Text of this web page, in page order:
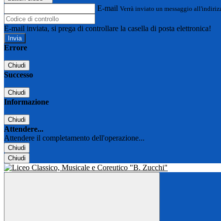
E-mail Verrà inviato un messaggio
E-mail inviata, si prega di controllare la casella di posta elettronica!
Errore
Chiudi
Successo
Chiudi
Informazione
Chiudi
Attendere...
Attendere il completamento dell'operazione...
Chiudi
Chiudi